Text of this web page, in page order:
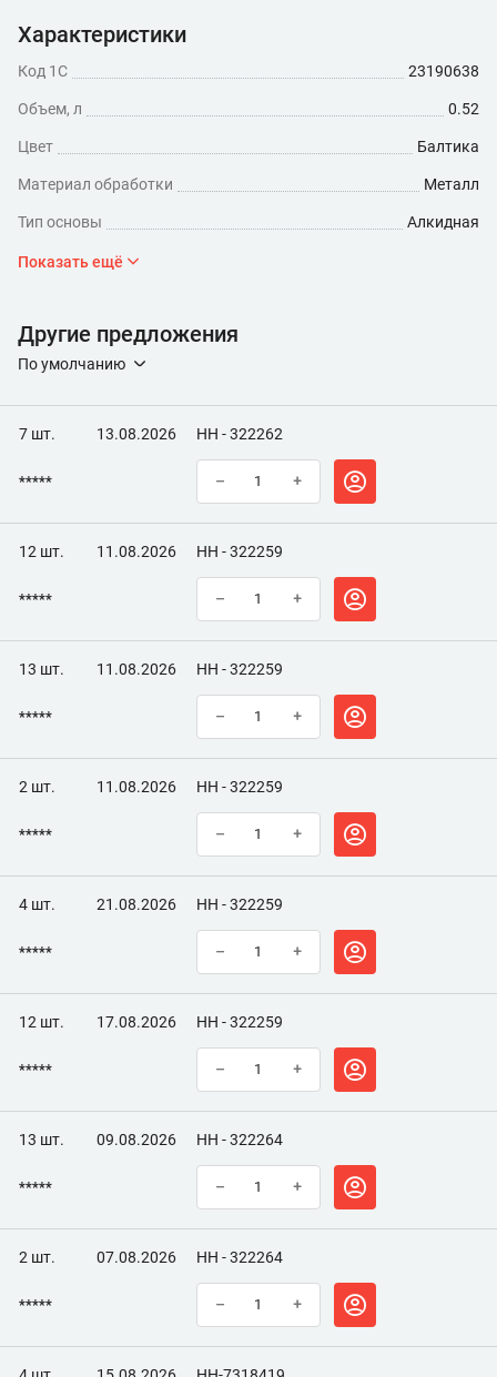
Характеристики
Код 1С 23190638
Объем, л 0.52
Цвет Балтика
Материал обработки Металл
Тип основы Алкидная
Степень глянца
Время высыхания, ч
Показать ещё
Другие предложения
По умолчанию
7 шт. 13.08.2026 НН - 322262
***** – +
12 шт. 11.08.2026 НН - 322259
***** – +
13 шт. 11.08.2026 НН - 322259
***** – +
2 шт. 11.08.2026 НН - 322259
***** – +
4 шт. 21.08.2026 НН - 322259
***** – +
12 шт. 17.08.2026 НН - 322259
***** – +
13 шт. 09.08.2026 НН - 322264
***** – +
2 шт. 07.08.2026 НН - 322264
***** – +